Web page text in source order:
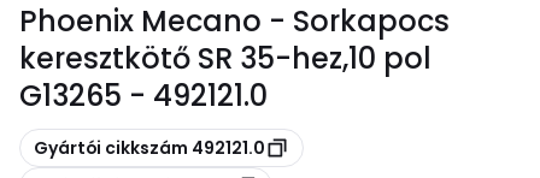
Phoenix Mecano - Sorkapocs
keresztkötő SR 35-hez,10 pol
G13265 - 492121.0
Másolás
Gyártói cikkszám 492121.0